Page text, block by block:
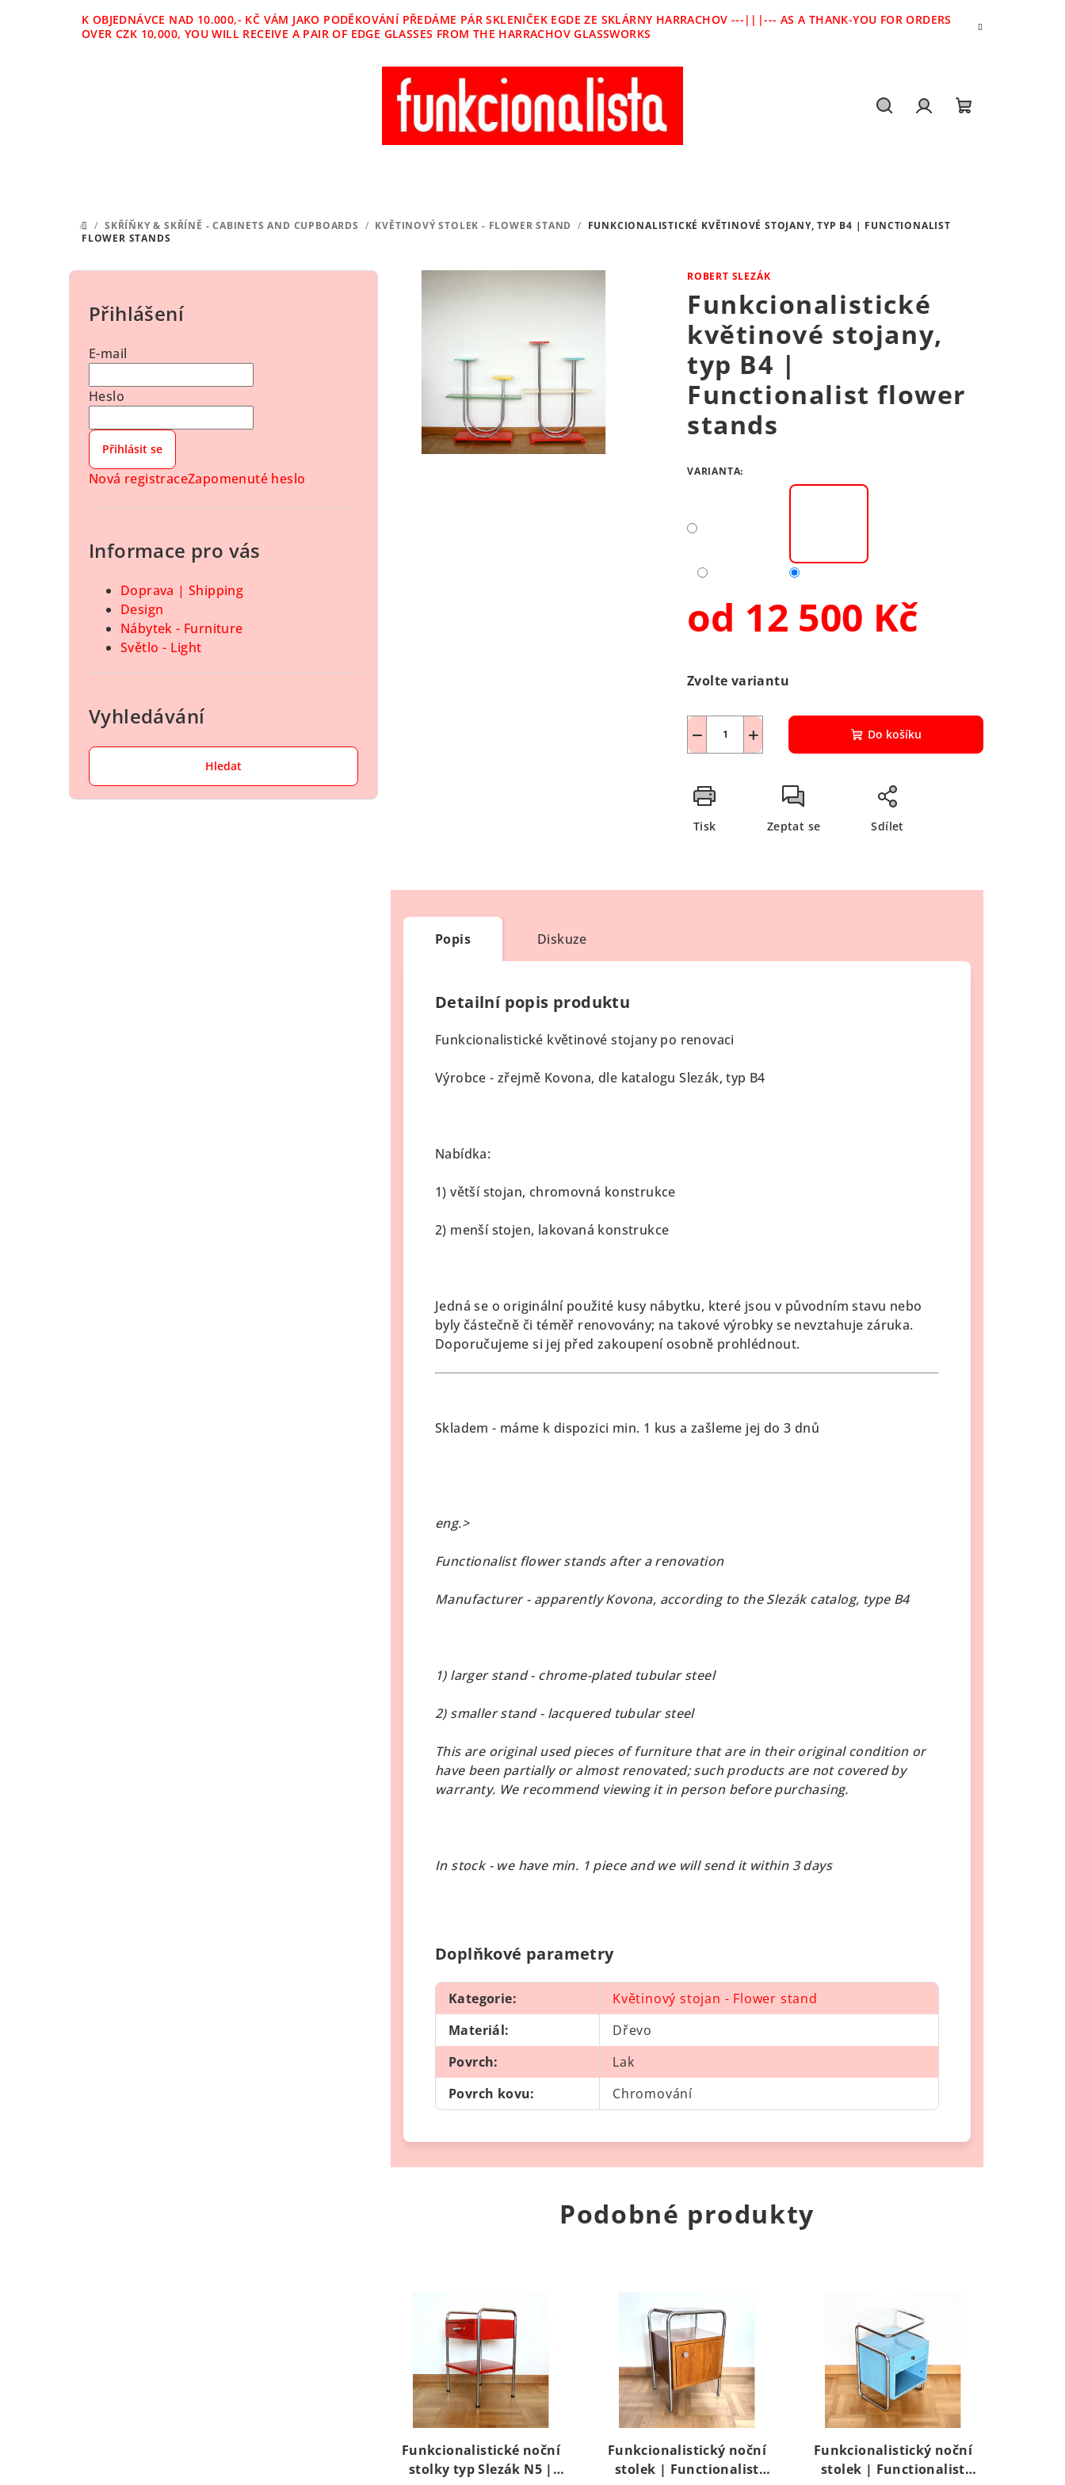
K OBJEDNÁVCE NAD 10.000,- KČ VÁM JAKO PODĚKOVÁNÍ PŘEDÁME PÁR SKLENIČEK EGDE ZE SKLÁRNY HARRACHOV ---|||--- AS A THANK-YOU FOR ORDERS
OVER CZK 10,000, YOU WILL RECEIVE A PAIR OF EDGE GLASSES FROM THE HARRACHOV GLASSWORKS
DOMŮ
/ SKŘÍŇKY & SKŘÍNĚ - CABINETS AND CUPBOARDS / KVĚTINOVÝ STOLEK - FLOWER STAND / FUNKCIONALISTICKÉ KVĚTINOVÉ STOJANY, TYP B4 | FUNCTIONALIST
FLOWER STANDS
P
Přihlášení
E-mail
Heslo
Přihlásit se
Nová registraceZapomenuté heslo
Informace pro vás
Doprava | Shipping
Design
Nábytek - Furniture
Světlo - Light
Vyhledávání
Hledat
ROBERT SLEZÁK
Funkcionalistické
květinové stojany,
typ B4 |
Functionalist flower
stands
VARIANTA:
od 12 500 Kč
cena:
Zvolte variantu
+
− Do košíku
Tisk Zeptat se Sdílet
Popis Diskuze
Detailní popis produktu
Funkcionalistické květinové stojany po renovaci
Výrobce - zřejmě Kovona, dle katalogu Slezák, typ B4
Nabídka:
1) větší stojan, chromovná konstrukce
2) menší stojen, lakovaná konstrukce
Jedná se o originální použité kusy nábytku, které jsou v původním stavu nebo
byly částečně či téměř renovovány; na takové výrobky se nevztahuje záruka.
Doporučujeme si jej před zakoupení osobně prohlédnout.
Skladem - máme k dispozici min. 1 kus a zašleme jej do 3 dnů
eng.>
Functionalist flower stands after a renovation
Manufacturer - apparently Kovona, according to the Slezák catalog, type B4
1) larger stand - chrome-plated tubular steel
2) smaller stand - lacquered tubular steel
This are original used pieces of furniture that are in their original condition or
have been partially or almost renovated; such products are not covered by
warranty. We recommend viewing it in person before purchasing.
In stock - we have min. 1 piece and we will send it within 3 days
Doplňkové parametry
Kategorie:
Květinový stojan - Flower stand
Materiál:
Dřevo
Povrch:
Lak
Povrch kovu: Chromování
Podobné produkty
Funkcionalistické noční
stolky typ Slezák N5 |
Funkcionalistický noční
stolek | Functionalist
Funkcionalistický noční
stolek | Functionalist